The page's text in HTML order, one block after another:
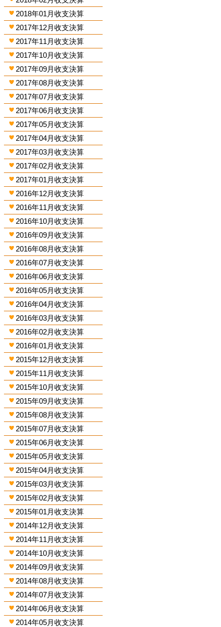
2018年01月收支決算
2017年12月收支決算
2017年11月收支決算
2017年10月收支決算
2017年09月收支決算
2017年08月收支決算
2017年07月收支決算
2017年06月收支決算
2017年05月收支決算
2017年04月收支決算
2017年03月收支決算
2017年02月收支決算
2017年01月收支決算
2016年12月收支決算
2016年11月收支決算
2016年10月收支決算
2016年09月收支決算
2016年08月收支決算
2016年07月收支決算
2016年06月收支決算
2016年05月收支決算
2016年04月收支決算
2016年03月收支決算
2016年02月收支決算
2016年01月收支決算
2015年12月收支決算
2015年11月收支決算
2015年10月收支決算
2015年09月收支決算
2015年08月收支決算
2015年07月收支決算
2015年06月收支決算
2015年05月收支決算
2015年04月收支決算
2015年03月收支決算
2015年02月收支決算
2015年01月收支決算
2014年12月收支決算
2014年11月收支決算
2014年10月收支決算
2014年09月收支決算
2014年08月收支決算
2014年07月收支決算
2014年06月收支決算
2014年05月收支決算